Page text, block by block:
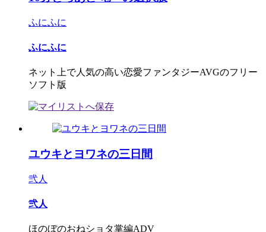
ふにふに
ふにふに
ネット上で人気の高い恋愛ファンタジーAVGのフリー
ソフト版
ユウキとヨワネの三日間
弐人
弐人
ほのぼのおねショタ掌編ADV